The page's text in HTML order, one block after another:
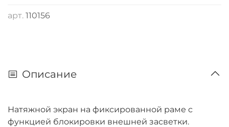
арт. 110156
Описание
Натяжной экран на фиксированной раме c
функцией блокировки внешней засветки.